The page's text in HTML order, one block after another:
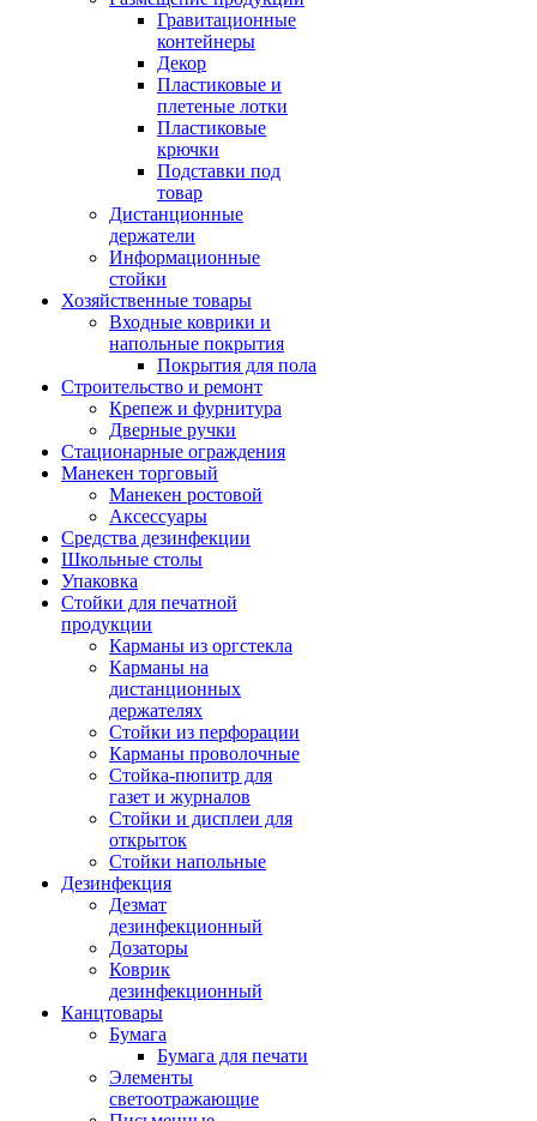
Гравитационные
контейнеры
Декор
Пластиковые и
плетеные лотки
Пластиковые
крючки
Подставки под
товар
Дистанционные
держатели
Информационные
стойки
Хозяйственные товары
Входные коврики и
напольные покрытия
Покрытия для пола
Строительство и ремонт
Крепеж и фурнитура
Дверные ручки
Стационарные ограждения
Манекен торговый
Манекен ростовой
Аксессуары
Средства дезинфекции
Школьные столы
Упаковка
Стойки для печатной
продукции
Карманы из оргстекла
Карманы на
дистанционных
держателях
Стойки из перфорации
Карманы проволочные
Стойка-пюпитр для
газет и журналов
Стойки и дисплеи для
открыток
Стойки напольные
Дезинфекция
Дезмат
дезинфекционный
Дозаторы
Коврик
дезинфекционный
Канцтовары
Бумага
Бумага для печати
Элементы
светоотражающие